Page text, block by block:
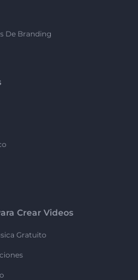
De Branding
Crear Videos
Gratuito